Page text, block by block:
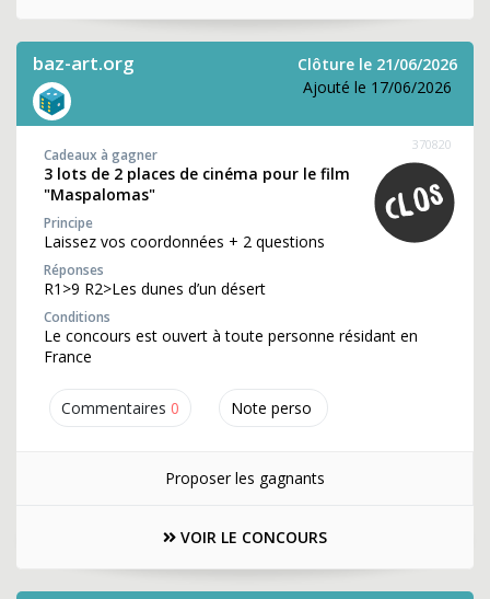
baz-art.org
Clôture le 21/06/2026
Ajouté le 17/06/2026
Commentaires 0 Note perso
370820
Cadeaux à gagner
3 lots de 2 places de cinéma pour le film
"Maspalomas"
Principe
Laissez vos coordonnées + 2 questions
Réponses
R1>9 R2>Les dunes d’un désert
Conditions
Le concours est ouvert à toute personne résidant en
France
Proposer les gagnants
VOIR LE CONCOURS